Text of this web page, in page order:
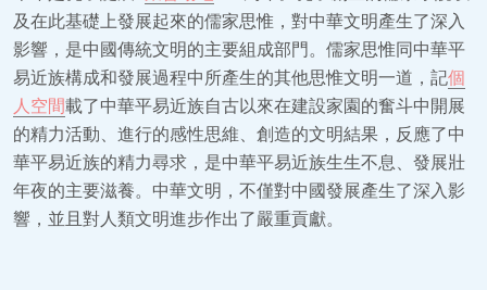
及在此基礎上發展起來的儒家思惟，對中華文明產生了深入
影響，是中國傳統文明的主要組成部門。儒家思惟同中華平
易近族構成和發展過程中所產生的其他思惟文明一道，記個
人空間載了中華平易近族自古以來在建設家園的奮斗中開展
的精力活動、進行的感性思維、創造的文明結果，反應了中
華平易近族的精力尋求，是中華平易近族生生不息、發展壯
年夜的主要滋養。中華文明，不僅對中國發展產生了深入影
響，並且對人類文明進步作出了嚴重貢獻。